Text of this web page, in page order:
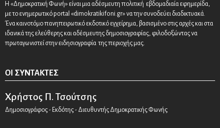
Η «Δημοκρατική Φωνή» είναι μια αδέσμευτη πολιτική εβδομαδιαία εφημερίδα,
με το ενημερωτικό portal «dimokratikifoni.gr» να την συνοδεύει διαδικτυακά.
Ένα καινοτόμο πανηπειρωτικό εκδοτικό εγχείρημα, βασισμένο στις αρχές και στα
ιδανικά της ελεύθερης και αδέσμευτης δημοσιογραφίας, φιλοδοξώντας να
πρωταγωνιστεί στην ειδησιογραφία της περιοχής μας.
ΟΙ ΣΥΝΤΆΚΤΕΣ
Χρήστος Π. Τσούτσης
Δημοσιογράφος - Εκδότης - Διευθυντής Δημοκρατικής Φωνής